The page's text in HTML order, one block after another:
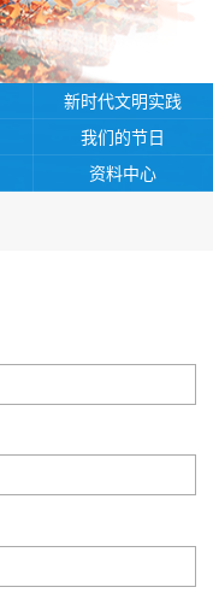
新时代文明实践
我们的节日
资料中心